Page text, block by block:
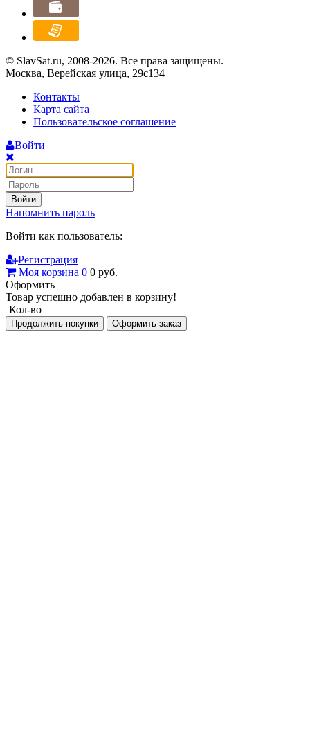
© SlavSat.ru, 2008-2026. Все права защищены.
Москва, Верейская улица, 29с134
Контакты
Карта сайта
Пользовательское соглашение
Войти
Войти
Напомнить пароль
Войти как пользователь:
Регистрация
Моя корзина 0 0 руб.
Оформить
Товар успешно добавлен в корзину!
Кол-во
Продолжить покупки Оформить заказ